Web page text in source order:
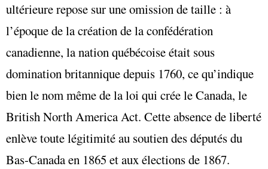
ultérieure repose sur une omission de taille : à
l’époque de la création de la confédération
canadienne, la nation québécoise était sous
domination britannique depuis 1760, ce qu’indique
bien le nom même de la loi qui crée le Canada, le
British North America Act. Cette absence de liberté
enlève toute légitimité au soutien des députés du
Bas-Canada en 1865 et aux élections de 1867.